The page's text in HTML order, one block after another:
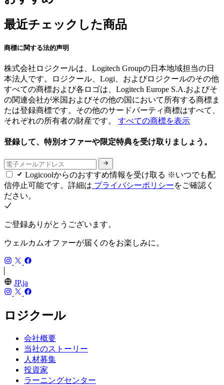
最近チェックした商品
商標に関する法的声明
株式会社ロジクールは、Logitech Groupの日本地域担当の日
本法人です。ロジクール、Logi、およびロジクールのその他
すべての商標および各ロゴは、Logitech Europe S.A.およびそ
の関連会社が米国およびその他の国において所有する商標ま
たは登録商標です。その他のサードパーティ商標はすべて、
それぞれの所有者の財産です。 すべての商標を表示
登録して、特別オファーや限定特典を受け取りましょう。
Logicoolからのおすすめ情報を受け取る ※いつでも配
信停止可能です。詳細は プライバシーポリシーをご確認く
ださい。
ご登録ありがとうございます。
ウェルカムオファーが届くのをお楽しみに。
JP,ja
ロジクール
会社概要
当社のストーリー
人材募集
投資家
ラーニングセンター